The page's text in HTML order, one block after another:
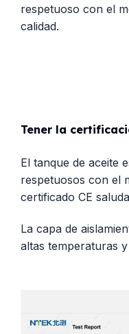
respetuoso con el
calidad.
Tener la
El tanque de aceite
respetuosos con el
certificado CE
La capa de
altas temperaturas